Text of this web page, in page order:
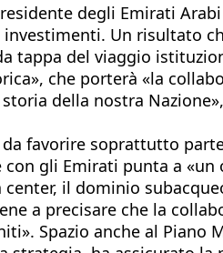
degli Emirati
Un risultato
tappa del viaggio
che porterà «la
della nostra
favorire soprattutto
con gli Emirati punta a
il dominio
a precisare che la
Spazio anche al